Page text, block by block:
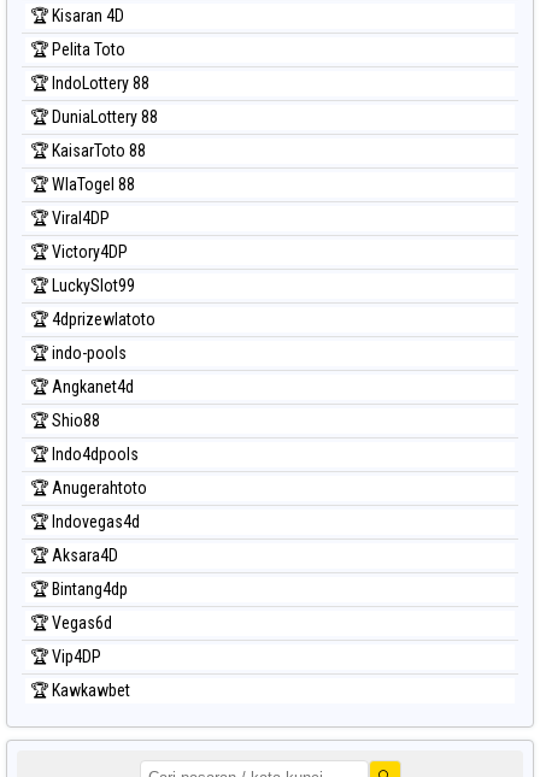
🏆 Kisaran 4D
🏆 Pelita Toto
🏆 IndoLottery 88
🏆 DuniaLottery 88
🏆 KaisarToto 88
🏆 WlaTogel 88
🏆 Viral4DP
🏆 Victory4DP
🏆 LuckySlot99
🏆 4dprizewlatoto
🏆 indo-pools
🏆 Angkanet4d
🏆 Shio88
🏆 Indo4dpools
🏆 Anugerahtoto
🏆 Indovegas4d
🏆 Aksara4D
🏆 Bintang4dp
🏆 Vegas6d
🏆 Vip4DP
🏆 Kawkawbet